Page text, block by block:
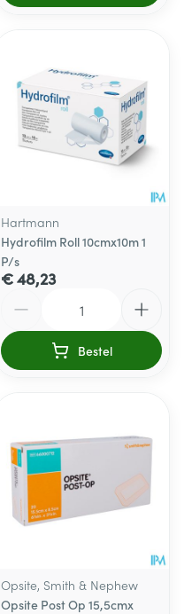
Hartmann
Hydrofilm Roll 10cmx10m 1
P/s
€ 48,23
Bestel
Opsite, Smith & Nephew
Opsite Post Op 15,5cmx